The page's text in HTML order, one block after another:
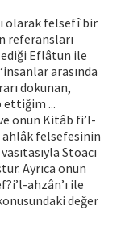
olarak felsefî bir
referansları
Eflâtun ile
arasında
dokunan,
ettiğim ...
onun Kitâb fi’l-
ahlâk felsefesinin
Stoacı
Ayrıca onun
ahzân’ı ile
değer